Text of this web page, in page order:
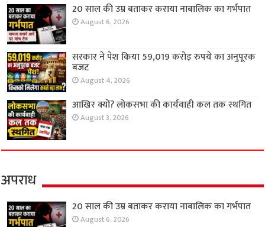
20 साल की उम्र बताकर कराया नाबालिक का गर्भपात
August 6, 2026
सरकार ने पेश किया 59,019 करोड़ रुपये का अनुपूरक
बजट
August 4, 2026
आखिर क्यों? लोकसभा की कार्यवाही कल तक स्थगित
August 3, 2026
अपराध
20 साल की उम्र बताकर कराया नाबालिक का गर्भपात
August 6, 2026